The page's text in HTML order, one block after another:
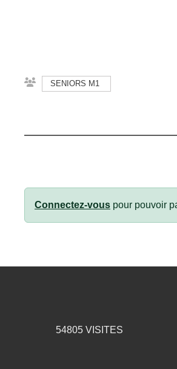
SENIORS M1
Connectez-vous pour pouvoir
54805VISITES